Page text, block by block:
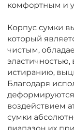
комфортным и
Корпус сумки
который
чистым,
истиранию,
Благодаря
воздействием
сумки